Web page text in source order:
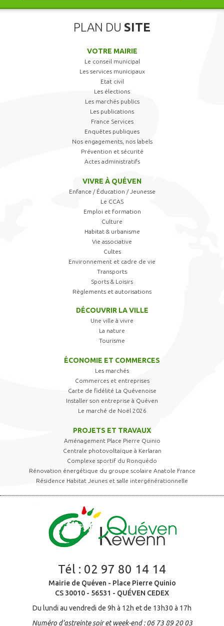
PLAN DU SITE
VOTRE MAIRIE
Le conseil municipal
Les services municipaux
Etat civil
Les élections
Les marchés publics
Les publications
France Services
Enquêtes publiques
Nos engagements, nos labels
Prévention et sécurité
Actes administratifs
VIVRE À QUÉVEN
Enfance / Éducation / Jeunesse
Le CCAS
Emploi et formation
Culture
Habitat & urbanisme
Vie associative
Cultes
Environnement et cadre de vie
Transports
Sports & Loisirs
Règlements et autorisations
DÉCOUVRIR LA VILLE
Une ville à vivre
La nature
Tourisme
ÉCONOMIE ET COMMERCES
Les marchés
Commerces et entreprises
Carte de fidélité La Quévenoise
Installer son entreprise à Quéven
Le marché de Noël 2026
PROJETS ET TRAVAUX
Aménagement Place Pierre Quinio
Centrale photovoltaïque à Kerlaran
Complexe sportif du Ronquédo
Rénovation énergétique du groupe scolaire Anatole France
Résidence Habitat Jeunes et salle intergénérationnelle
Tél : 02 97 80 14 14
Mairie de Quéven - Place Pierre Quinio
CS 30010 - 56531 - QUÉVEN CEDEX
Du lundi au vendredi de 9h à 12h et de 13h30 à 17h
Numéro d’astreinte soir et week-end : 06 73 89 20 03